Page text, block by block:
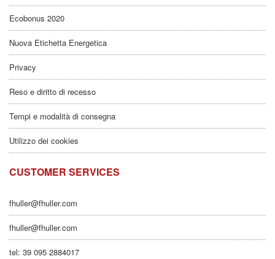
Ecobonus 2020
Nuova Etichetta Energetica
Privacy
Reso e diritto di recesso
Tempi e modalità di consegna
Utilizzo dei cookies
CUSTOMER SERVICES
fhuller@fhuller.com
fhuller@fhuller.com
tel: 39 095 2884017